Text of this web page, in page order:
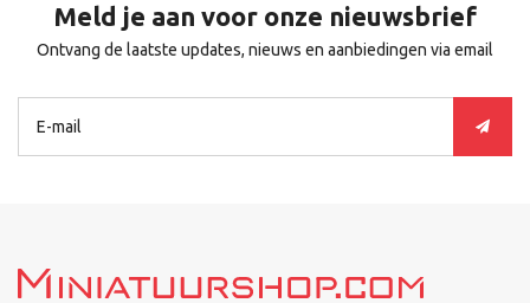
Meld je aan voor onze nieuwsbrief
Ontvang de laatste updates, nieuws en aanbiedingen via email